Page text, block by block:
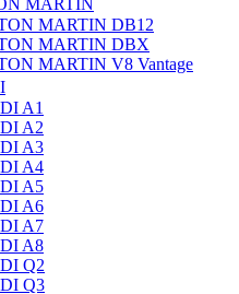
MARTIN
MARTIN DB12
MARTIN DBX
MARTIN V8 Vantage
A1
A2
A3
A4
A5
A6
A7
A8
Q2
Q3